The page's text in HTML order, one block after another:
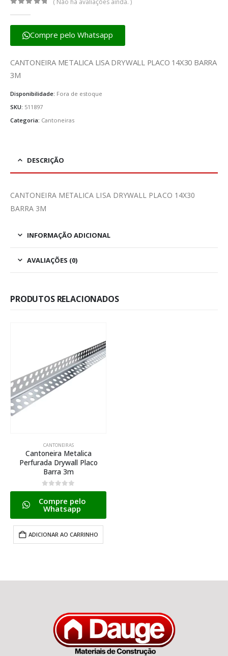
( Não há avaliações ainda. )
Compre pelo Whatsapp
CANTONEIRA METALICA LISA DRYWALL PLACO 14X30 BARRA
3M
Disponibilidade: Fora de estoque
SKU: 511897
Categoria: Cantoneiras
DESCRIÇÃO
CANTONEIRA METALICA LISA DRYWALL PLACO 14X30
BARRA 3M
INFORMAÇÃO ADICIONAL
AVALIAÇÕES (0)
PRODUTOS RELACIONADOS
CANTONEIRAS
Cantoneira Metalica
Perfurada Drywall Placo
Barra 3m
0de 5
Compre pelo
Whatsapp
ADICIONAR AO CARRINHO